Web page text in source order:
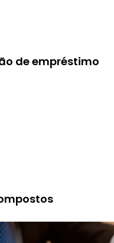
de empréstimo